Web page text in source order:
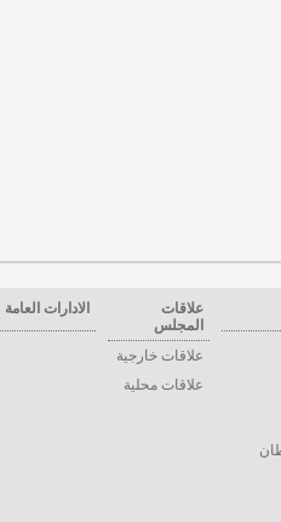
علاقات
المجلس
علاقات خارجية
علاقات محلية
الادارات العامة